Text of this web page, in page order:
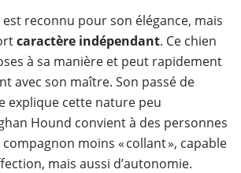
est reconnu pour son élégance, mais
caractère indépendant. Ce chien
à sa manière et peut rapidement
avec son maître. Son passé de
explique cette nature peu
Hound convient à des personnes
moins « collant », capable
mais aussi d’autonomie.